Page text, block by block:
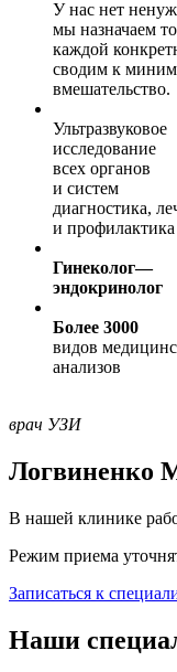
У нас нет
мы назначаем
каждой
сводим к
вмешательство.
Ультразвуковое
исследование
всех органов
и систем
диагностика,
и профилактика
Гинеколог—
эндокринолог
Более 3000
видов
анализов
врач УЗИ
Логвиненко
В нашей клинике
Режим приема
Записаться к
Наши